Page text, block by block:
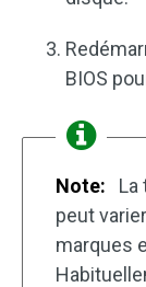
BIOS
Note:
La
peut
marques